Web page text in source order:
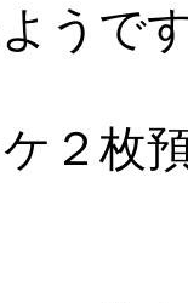
ようで
２枚